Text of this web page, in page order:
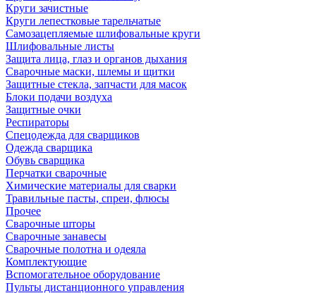
Круги зачистные
Круги лепестковые тарельчатые
Самозацепляемые шлифовальные круги
Шлифовальные листы
Защита лица, глаз и органов дыхания
Сварочные маски, шлемы и щитки
Защитные стекла, запчасти для масок
Блоки подачи воздуха
Защитные очки
Респираторы
Спецодежда для сварщиков
Одежда сварщика
Обувь сварщика
Перчатки сварочные
Химические материалы для сварки
Травильные пасты, спреи, флюсы
Прочее
Сварочные шторы
Сварочные занавесы
Сварочные полотна и одеяла
Комплектующие
Вспомогательное оборудование
Пульты дистанционного управления